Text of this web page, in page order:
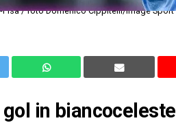
/ foto Domenico Cippitelli/Image
in